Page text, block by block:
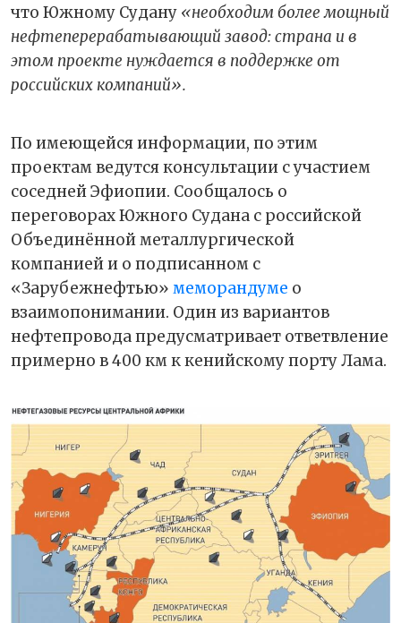
что Южному Судану «необходим более мощный
нефтеперерабатывающий завод: страна и в
этом проекте нуждается в поддержке от
российских компаний».
По имеющейся информации, по этим
проектам ведутся консультации с участием
соседней Эфиопии. Сообщалось о
переговорах Южного Судана с российской
Объединённой металлургической
компанией и о подписанном с
«Зарубежнефтью» меморандуме о
взаимопонимании. Один из вариантов
нефтепровода предусматривает ответвление
примерно в 400 км к кенийскому порту Лама.